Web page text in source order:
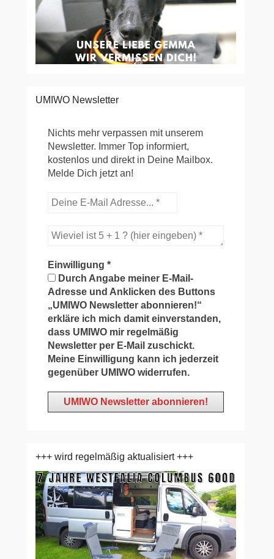
UMIWO Newsletter
Nichts mehr verpassen mit unserem
Newsletter. Immer Top informiert,
kostenlos und direkt in Deine Mailbox.
Melde Dich jetzt an!
Einwilligung*
Durch Angabe meiner E-Mail-
Adresse und Anklicken des Buttons
„UMIWO Newsletter abonnieren!“
erkläre ich mich damit einverstanden,
dass UMIWO mir regelmäßig
Newsletter per E-Mail zuschickt.
Meine Einwilligung kann ich jederzeit
gegenüber UMIWO widerrufen.
+++ wird regelmäßig aktualisiert +++